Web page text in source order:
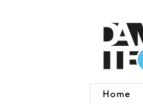
Home